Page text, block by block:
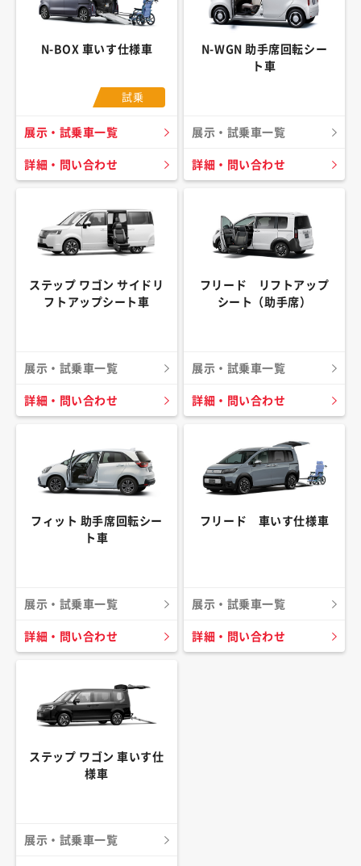
N-BOX 車いす仕様車
試乗
展示・試乗車一覧
詳細・問い合わせ
N-WGN 助手席回転シー
ト車
展示・試乗車一覧
詳細・問い合わせ
ステップ ワゴン サイドリ
フトアップシート車
展示・試乗車一覧
詳細・問い合わせ
フリード リフトアップ
シート（助手席）
展示・試乗車一覧
詳細・問い合わせ
フィット 助手席回転シー
ト車
展示・試乗車一覧
詳細・問い合わせ
フリード 車いす仕様車
展示・試乗車一覧
詳細・問い合わせ
ステップ ワゴン 車いす仕
様車
展示・試乗車一覧